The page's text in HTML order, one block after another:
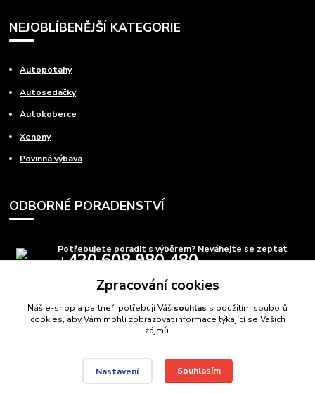
NEJOBLÍBENĚJŠÍ KATEGORIE
Autopotahy
Autosedačky
Autokoberce
Xenony
Povinná výbava
ODBORNÉ PORADENSTVÍ
Potřebujete poradit s výběrem? Neváhejte se zeptat
+420 608 980 480
info@autods.cz
Autodíly Ostrava// Navštivte také:Domečkové postele
Zpracování cookies
Náš e-shop a partneři potřebují Váš souhlas s použitím souborů
cookies, aby Vám mohli zobrazovat informace týkající se Vašich
zájmů.
Nastavení Souhlasím